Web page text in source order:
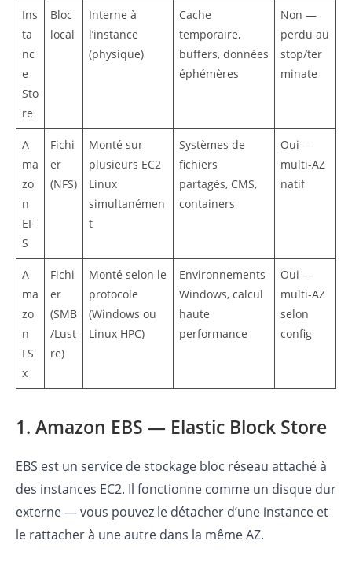
Ins
ta
nc
e
Sto
re
Bloc
local
Interne à
l’instance
(physique)
Cache
temporaire,
buffers, données
éphémères
Non —
perdu au
stop/ter
minate
A
ma
zo
n
EF
S
Fichi
er
(NFS)
Monté sur
plusieurs EC2
Linux
simultanémen
t
Systèmes de
fichiers
partagés, CMS,
containers
Oui —
multi-AZ
natif
A
ma
zo
n
FS
x
Fichi
er
(SMB
/Lust
re)
Monté selon le
protocole
(Windows ou
Linux HPC)
Environnements
Windows, calcul
haute
performance
Oui —
multi-AZ
selon
config
1. Amazon EBS — Elastic Block Store
EBS est un service de stockage bloc réseau attaché à
des instances EC2. Il fonctionne comme un disque dur
externe — vous pouvez le détacher d’une instance et
le rattacher à une autre dans la même AZ.